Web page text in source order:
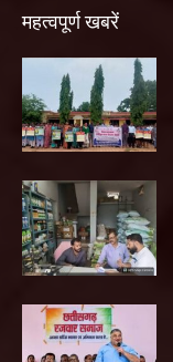
महत्वपूर्ण खबरें